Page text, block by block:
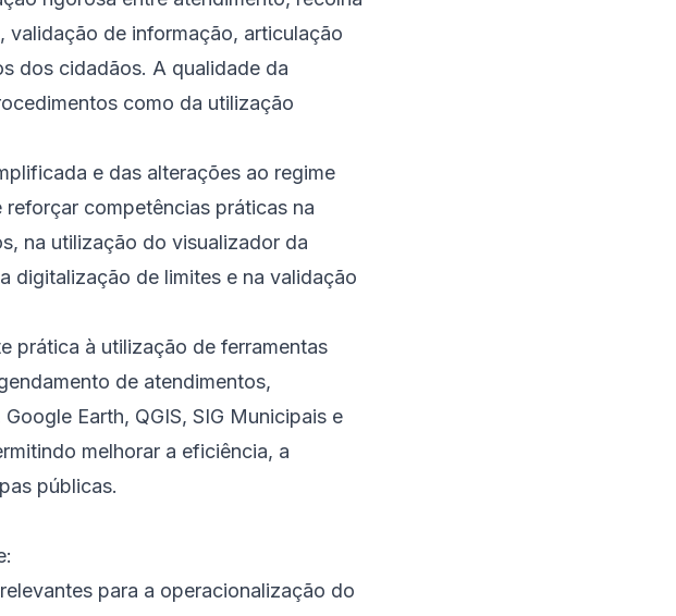
de informação, articulação
dos cidadãos. A qualidade da
como da utilização
e das alterações ao regime
competências práticas na
na utilização do visualizador da
digitalização de limites e na validação
prática à utilização de ferramentas
de atendimentos,
Earth, QGIS, SIG Municipais e
melhorar a eficiência, a
públicas.
para a operacionalização do